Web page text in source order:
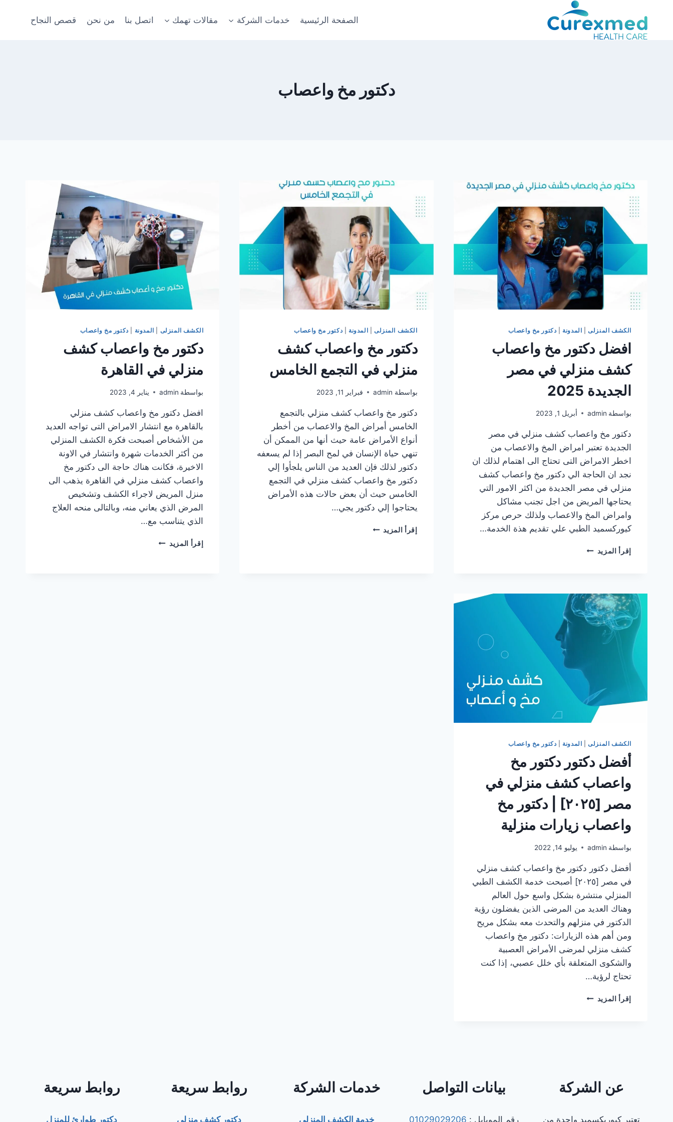
المحتوى
الصفحة الرئيسية خدمات الشركة مقالات تهمك اتصل بنا من نحن قصص النجاح
دكتور مخ واعصاب
الكشف المنزلى| المدونة دكتور مخ واعصاب
افضل دكتور مخ واعصاب
كشف منزلي في مصر
الجديدة 2025
بواسطة admin أبريل 1, 2023
دكتور مخ واعصاب كشف منزلي في مصر
الجديدة تعتبر امراض المخ والاعصاب من
اخطر الامراض التى تحتاج الى اهتمام لذلك ان
نجد ان الحاجة الي دكتور مخ واعصاب كشف
منزلي في مصر الجديدة من اكثر الامور التي
يحتاجها المريض من اجل تجنب مشاكل
وامراض المخ والاعصاب ولذلك حرص مركز
كيوركسميد الطبي علي تقديم هذة الخدمة…
إقرأ المزيد افضل
منزلي
في
مصر
الكشف المنزلى المدونة دكتور مخ واعصاب
دكتور مخ واعصاب كشف
منزلي في التجمع الخامس
بواسطة admin فبراير 11, 2023
دكتور مخ واعصاب كشف منزلي بالتجمع
الخامس أمراض المخ والاعصاب من أخطر
أنواع الأمراض عامة حيث أنها من الممكن أن
تنهي حياة الإنسان في لمح البصر إذا لم يسعفه
دكتور لذلك فإن العديد من الناس يلجأوا إلي
دكتور مخ واعصاب كشف منزلي في التجمع
الخامس حيث أن بعض حالات هذه الأمراض
يحتاجوا إلي دكتور يجي…
إقرأ المزيد دكتور
الكشف المنزلى المدونة دكتور مخ واعصاب
دكتور مخ واعصاب كشف
منزلي في القاهرة
بواسطة admin يناير 4, 2023
افضل دكتور مخ واعصاب كشف منزلي
بالقاهرة مع انتشار الامراض التى تواجه العديد
من الأشخاص أصبحت فكرة الكشف المنزلي
من أكثر الخدمات شهرة وانتشار في الاونة
الاخيرة، فكانت هناك حاجة الى دكتور مخ
واعصاب كشف منزلي في القاهرة يذهب الى
منزل المريض لاجراء الكشف وتشخيص
المرض الذي يعاني منه، وبالتالى منحه العلاج
الذي يتناسب مع…
إقرأ المزيد دكتور
الكشف المنزلى| المدونة دكتور مخ واعصاب
أفضل دكتور دكتور مخ
واعصاب كشف منزلي في
مصر [٢٠٢٥] | دكتور مخ
واعصاب زيارات منزلية
بواسطة admin يوليو 14, 2022
أفضل دكتور دكتور مخ واعصاب كشف منزلي
في مصر [٢٠٢٥] أصبحت خدمة الكشف الطبي
المنزلي منتشرة بشكل واسع حول العالم
وهناك العديد من المرضى الذين يفضلون رؤية
الدكتور في منزلهم والتحدث معه بشكل مريح
ومن أهم هذه الزيارات: دكتور مخ واعصاب
كشف منزلي لمرضى الأمراض العصبية
والشكوى المتعلقة بأي خلل عصبي، إذا كنت
تحتاج لرؤية…
إقرأ المزيد أفضل
مصر
[٢٠٢٥]
عن الشركة
تعتبر كيوريكسميد واحدة من
بيانات التواصل
رقم الموبايل : 01029029206
خدمات الشركة
خدمة الكشف المنزلي
روابط سريعة
دكتور كشف منزلي
روابط سريعة
دكتور طوارئ للمنزل